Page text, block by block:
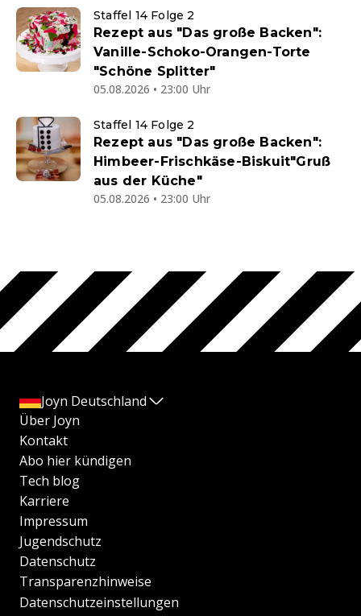
Staffel 14 Folge 2
Rezept aus "Das große Backen":
Vanille-Schoko-Orangen-Torte
"Schöne Splitter"
05.08.2026 • 23:00 Uhr
Staffel 14 Folge 2
Rezept aus "Das große Backen":
Himbeer-Frischkäse-Biskuit"Gruß
aus der Küche"
05.08.2026 • 23:00 Uhr
Joyn Deutschland
Über Joyn
Kontakt
Abo hier kündigen
Tech blog
Karriere
Impressum
Jugendschutz
Datenschutz
Transparenzhinweise
Datenschutzeinstellungen